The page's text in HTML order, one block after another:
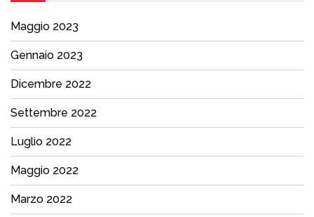
Maggio 2023
Gennaio 2023
Dicembre 2022
Settembre 2022
Luglio 2022
Maggio 2022
Marzo 2022